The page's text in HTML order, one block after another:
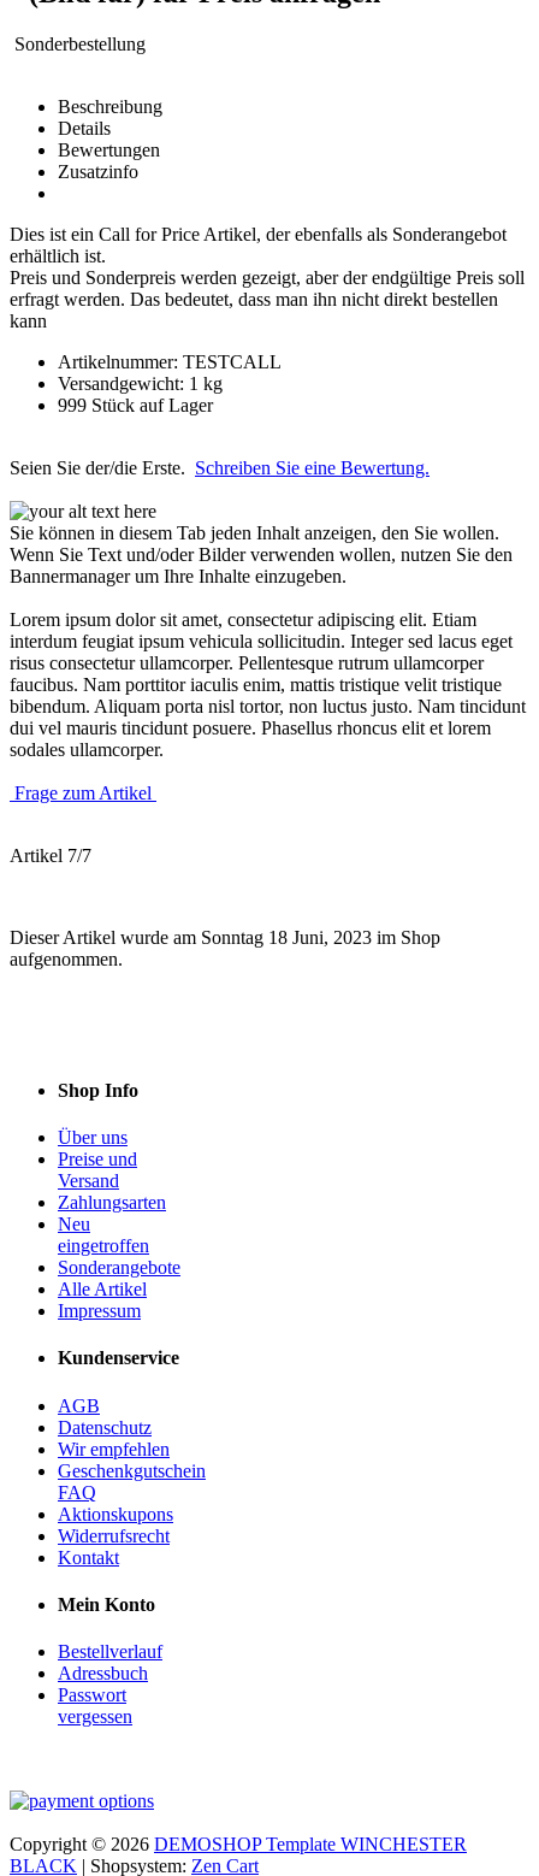
Sonderbestellung
Beschreibung
Details
Bewertungen
Zusatzinfo
Dies ist ein Call for Price Artikel, der ebenfalls als Sonderangebot
erhältlich ist.
Preis und Sonderpreis werden gezeigt, aber der endgültige Preis soll
erfragt werden. Das bedeutet, dass man ihn nicht direkt bestellen
kann
Artikelnummer: TESTCALL
Versandgewicht: 1 kg
999 Stück auf Lager
Seien Sie der/die Erste. Schreiben Sie eine Bewertung.
Sie können in diesem Tab jeden Inhalt anzeigen, den Sie wollen.
Wenn Sie Text und/oder Bilder verwenden wollen, nutzen Sie den
Bannermanager um Ihre Inhalte einzugeben.
Lorem ipsum dolor sit amet, consectetur adipiscing elit. Etiam
interdum feugiat ipsum vehicula sollicitudin. Integer sed lacus eget
risus consectetur ullamcorper. Pellentesque rutrum ullamcorper
faucibus. Nam porttitor iaculis enim, mattis tristique velit tristique
bibendum. Aliquam porta nisl tortor, non luctus justo. Nam tincidunt
dui vel mauris tincidunt posuere. Phasellus rhoncus elit et lorem
sodales ullamcorper.
Frage zum Artikel
Artikel 7/7
Dieser Artikel wurde am Sonntag 18 Juni, 2023 im Shop
aufgenommen.
Shop Info
Über uns
Preise und
Versand
Zahlungsarten
Neu
eingetroffen
Sonderangebote
Alle Artikel
Impressum
Kundenservice
AGB
Datenschutz
Wir empfehlen
Geschenkgutschein
FAQ
Aktionskupons
Widerrufsrecht
Kontakt
Mein Konto
Bestellverlauf
Adressbuch
Passwort
vergessen
Copyright © 2026 DEMOSHOP Template WINCHESTER
BLACK | Shopsystem: Zen Cart